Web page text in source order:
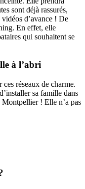
sont déjà rassurés,
d’avance ! De
En effet, elle
qui souhaitent se
à l’abri
réseaux de charme.
sa famille dans
! Elle n’a pas